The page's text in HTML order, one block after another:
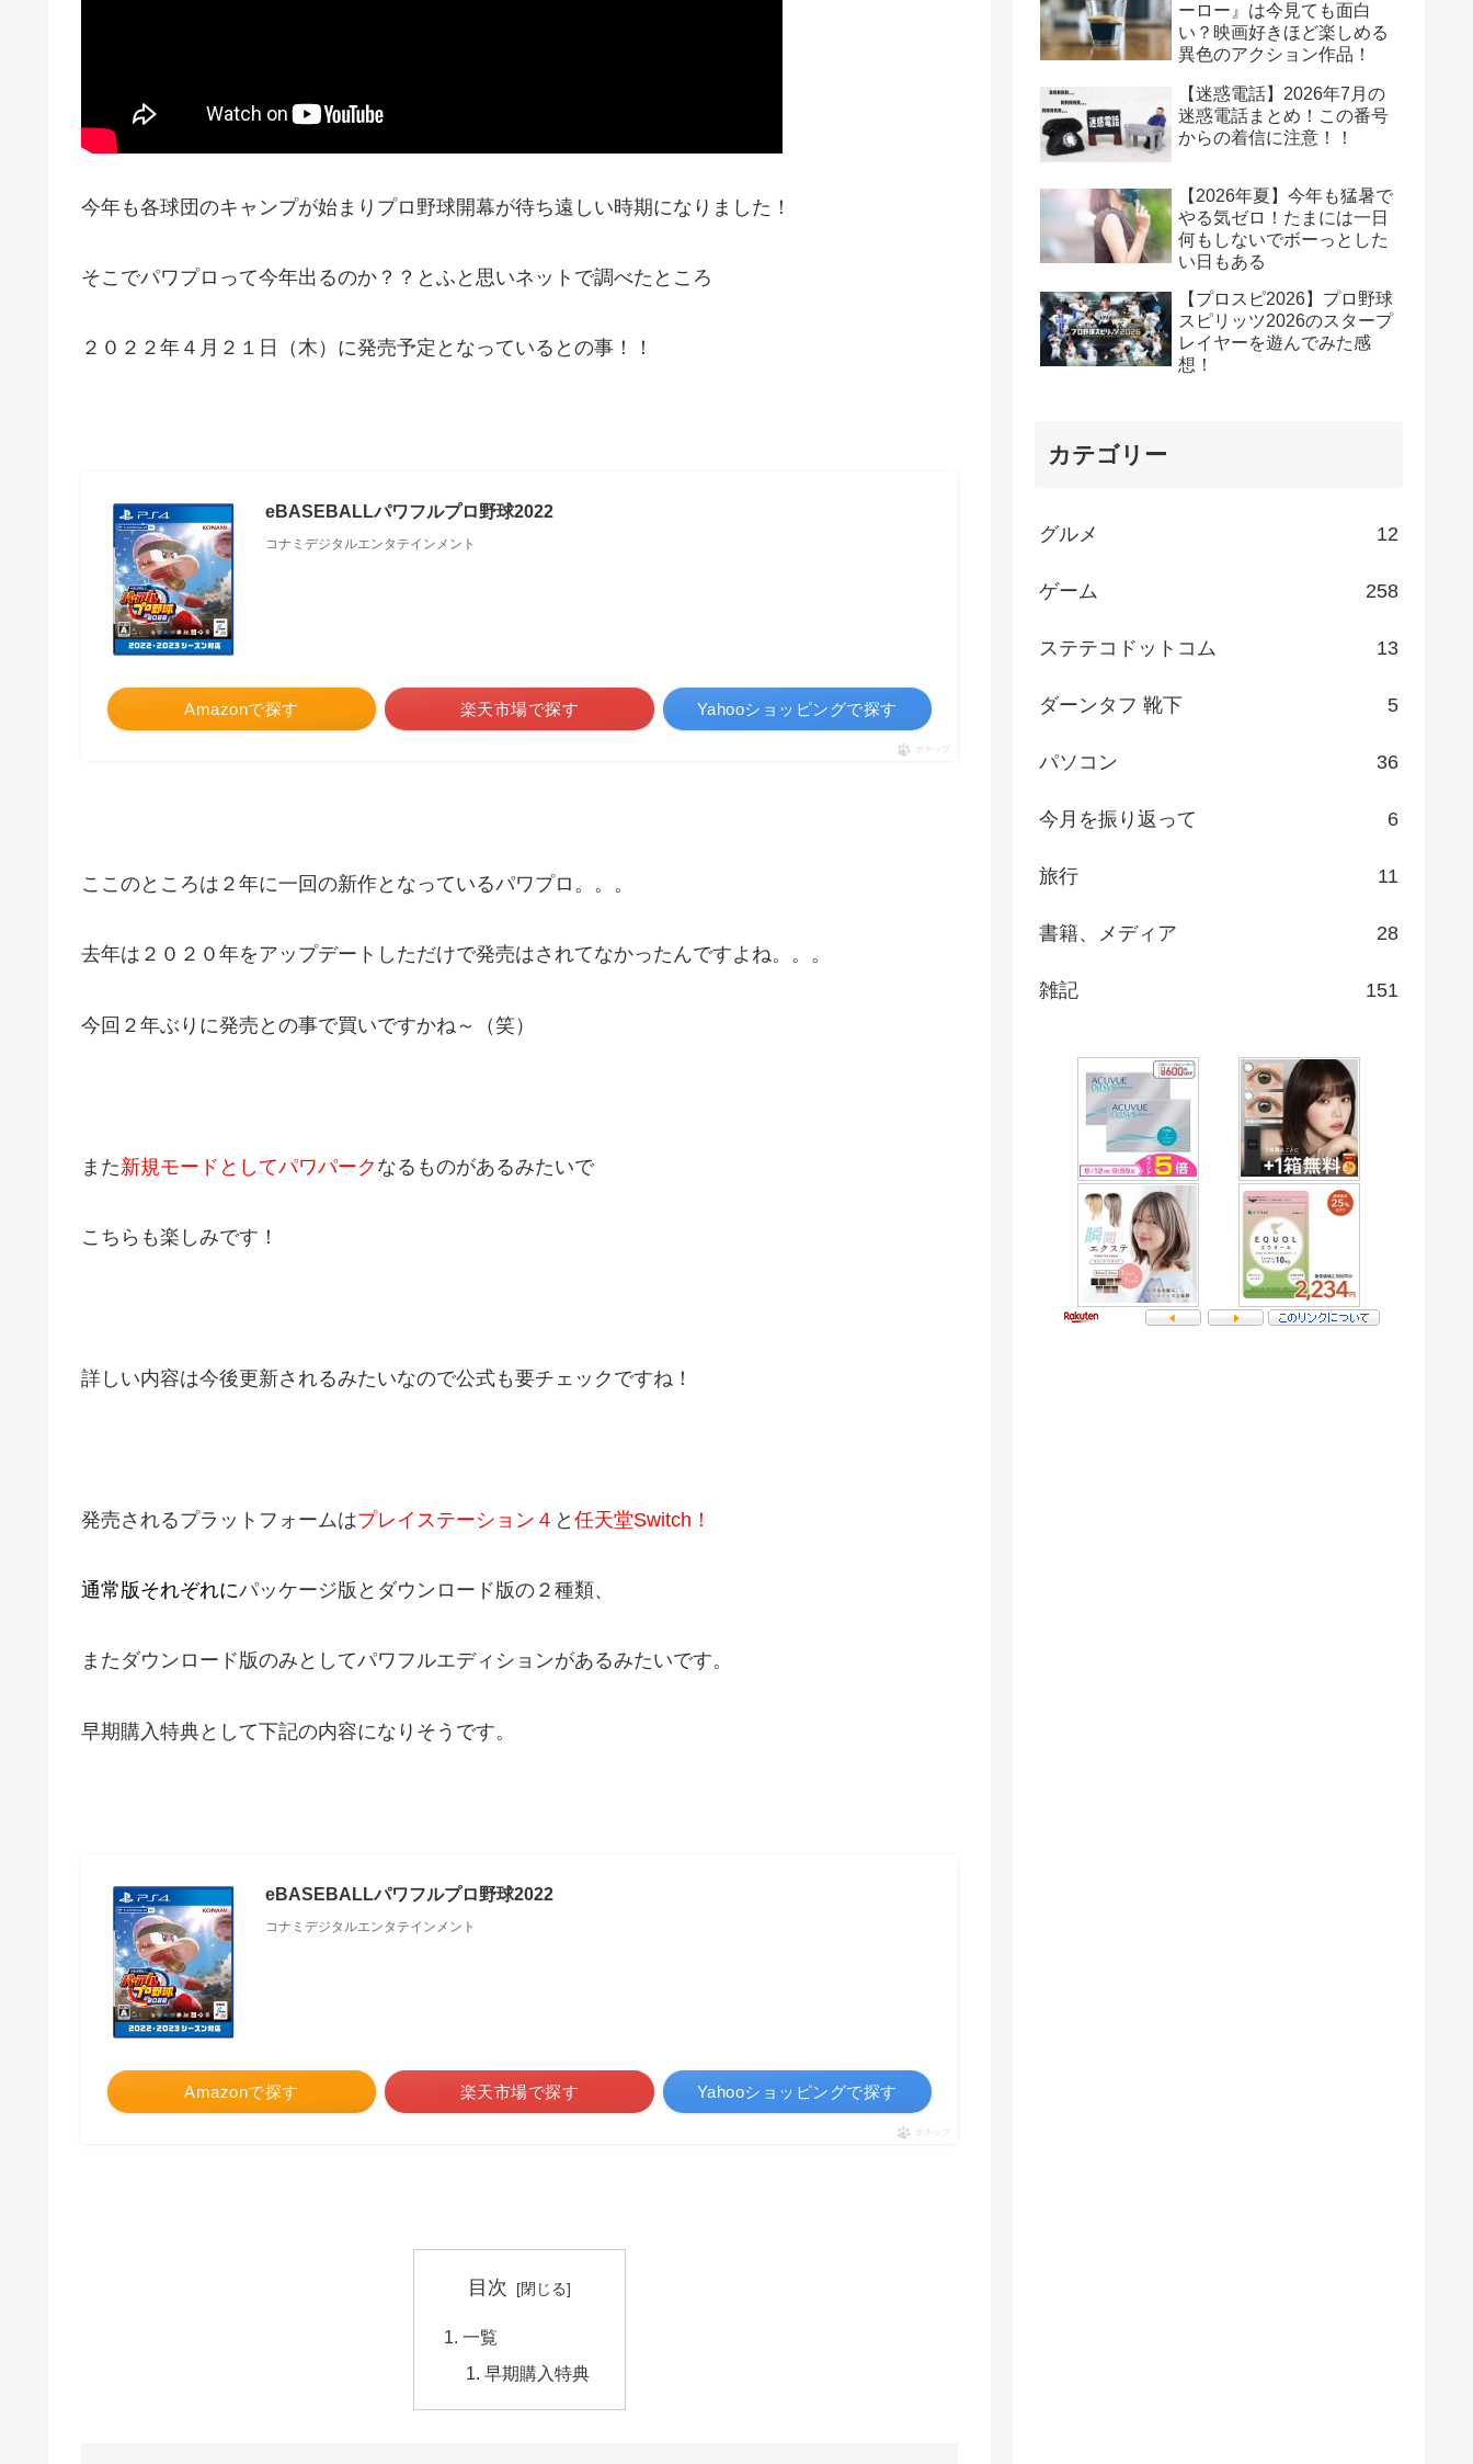
今年も各球団のキャンプが始まりプロ野球開幕が待ち遠しい時期になりました！
そこでパワプロって今年出るのか？？とふと思いネットで調べたところ
２０２２年４月２１日（木）に発売予定となっているとの事！！
eBASEBALLパワフルプロ野球2022
コナミデジタルエンタテインメント
Amazonで探す 楽天市場で探す Yahooショッピングで探す
ポチップ
ここのところは２年に一回の新作となっているパワプロ。。。
去年は２０２０年をアップデートしただけで発売はされてなかったんですよね。。。
今回２年ぶりに発売との事で買いですかね～（笑）
また新規モードとしてパワパーク なるものがあるみたいで
こちらも楽しみです！
詳しい内容は今後更新されるみたいなので公式も要チェックですね！
発売されるプラットフォームはプレイステーション４ と 任天堂Switch！
通常版それぞれにパッケージ版とダウンロード版の２種類、
またダウンロード版のみとしてパワフルエディションがあるみたいです。
早期購入特典として下記の内容になりそうです。
eBASEBALLパワフルプロ野球2022
コナミデジタルエンタテインメント
Amazonで探す 楽天市場で探す Yahooショッピングで探す
ポチップ
目次
一覧
早期購入特典
ーロー』は今見ても面白
い？映画好きほど楽しめる
異色のアクション作品！
【迷惑電話】2026年7月の
迷惑電話まとめ！この番号
からの着信に注意！！
【2026年夏】今年も猛暑で
やる気ゼロ！たまには一日
何もしないでボーっとした
い日もある
【プロスピ2026】プロ野球
スピリッツ2026のスタープ
レイヤーを遊んでみた感
想！
カテゴリー
グルメ 12
ゲーム 258
ステテコドットコム 13
ダーンタフ 靴下 5
パソコン 36
今月を振り返って 6
旅行 11
書籍、メディア 28
雑記 151